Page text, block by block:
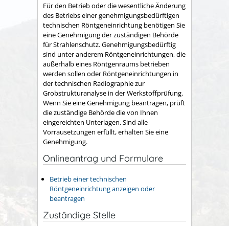
Für den Betrieb oder die wesentliche Änderung
des Betriebs einer genehmigungsbedürftigen
technischen Röntgeneinrichtung benötigen Sie
eine Genehmigung der zuständigen Behörde
für Strahlenschutz. Genehmigungsbedürftig
sind unter anderem Röntgeneinrichtungen, die
außerhalb eines Röntgenraums betrieben
werden sollen oder Röntgeneinrichtungen in
der technischen Radiographie zur
Grobstrukturanalyse in der Werkstoffprüfung.
Wenn Sie eine Genehmigung beantragen, prüft
die zuständige Behörde die von Ihnen
eingereichten Unterlagen. Sind alle
Vorrausetzungen erfüllt, erhalten Sie eine
Genehmigung.
Onlineantrag und Formulare
Betrieb einer technischen
Röntgeneinrichtung anzeigen oder
beantragen
Zuständige Stelle